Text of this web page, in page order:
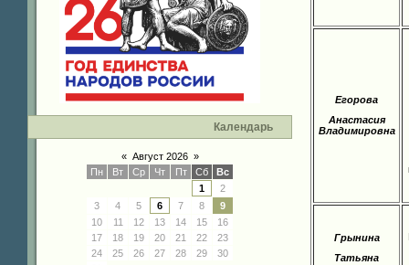
Календарь
« Август 2026 »
Пн
Вт Ср Чт Пт Сб
Вс
1
2
3
4 5 6 7 8
9
10
11 12 13 14 15
16
17
18 19 20 21 22
23
24
25 26 27 28 29
30
Егорова
Анастасия
Владимировна
Грынина
Татьяна